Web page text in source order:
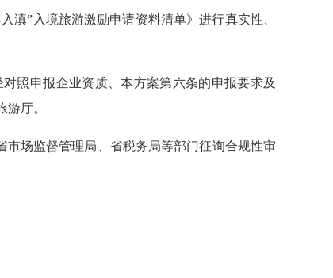
滇”入境旅游激励申请资料清单》进行真实性、
照申报企业资质、本方案第六条的申报要求及
厅。
场监督管理局、省税务局等部门征询合规性审